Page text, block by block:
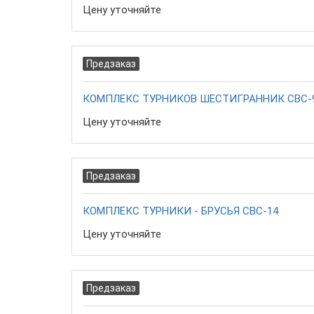
Цену уточняйте
Предзаказ
КОМПЛЕКС ТУРНИКОВ ШЕСТИГРАННИК СВС-
Цену уточняйте
Предзаказ
КОМПЛЕКС ТУРНИКИ - БРУСЬЯ СВС-14
Цену уточняйте
Предзаказ